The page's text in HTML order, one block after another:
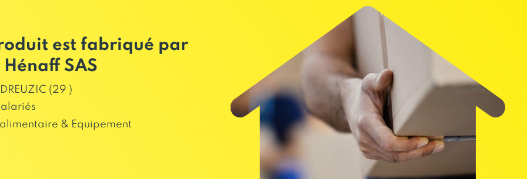
est fabriqué par
SAS
(29 )
& Equipement